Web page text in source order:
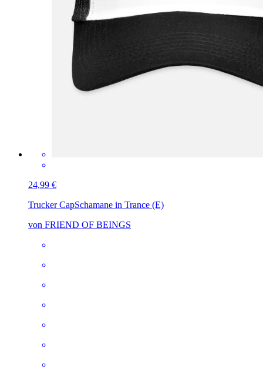
24,99 €
Trucker CapSchamane in Trance (E)
von FRIEND OF BEINGS